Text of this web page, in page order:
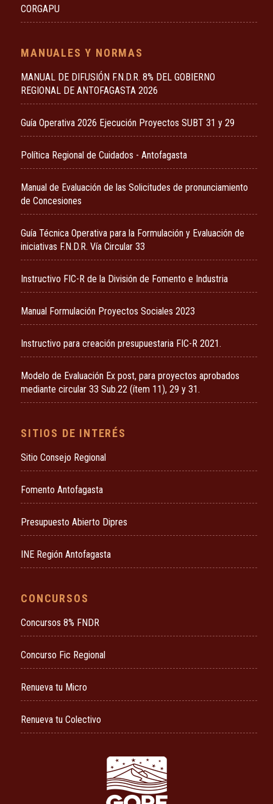
CORGAPU
MANUALES Y NORMAS
MANUAL DE DIFUSIÓN F.N.D.R. 8% DEL GOBIERNO
REGIONAL DE ANTOFAGASTA 2026
Guía Operativa 2026 Ejecución Proyectos SUBT 31 y 29
Política Regional de Cuidados - Antofagasta
Manual de Evaluación de las Solicitudes de pronunciamiento
de Concesiones
Guía Técnica Operativa para la Formulación y Evaluación de
iniciativas F.N.D.R. Vía Circular 33
Instructivo FIC-R de la División de Fomento e Industria
Manual Formulación Proyectos Sociales 2023
Instructivo para creación presupuestaria FIC-R 2021.
Modelo de Evaluación Ex post, para proyectos aprobados
mediante circular 33 Sub.22 (ítem 11), 29 y 31.
SITIOS DE INTERÉS
Sitio Consejo Regional
Fomento Antofagasta
Presupuesto Abierto Dipres
INE Región Antofagasta
CONCURSOS
Concursos 8% FNDR
Concurso Fic Regional
Renueva tu Micro
Renueva tu Colectivo